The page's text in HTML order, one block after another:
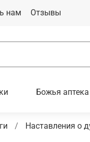
нам Отзывы
Божья аптека
Наставления о